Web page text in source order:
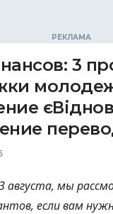
3
августа, мы
если вам